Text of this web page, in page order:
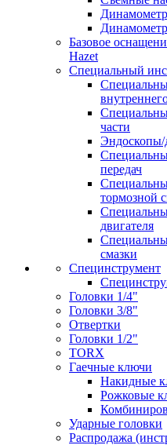
Базовое
Hazet
Специальный
части
Эндоскопы/
передач
тормозной
двигателя
смазки
Специнструмент
Головки 1/4"
Головки 3/8"
Отвертки
Головки 1/2"
TORX
Гаечные ключи
Накидные
Рожковые
Ударные головки
Распродажа